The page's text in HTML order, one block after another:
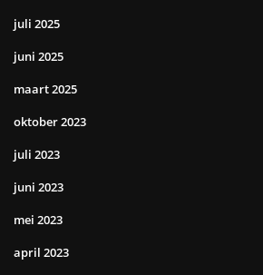
juli 2025
juni 2025
maart 2025
oktober 2023
juli 2023
juni 2023
mei 2023
april 2023